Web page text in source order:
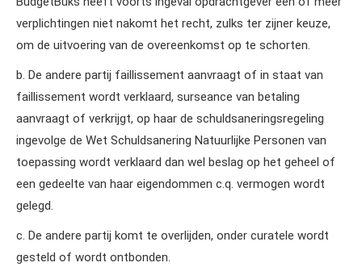
verplichtingen niet nakomt het recht, zulks ter zijner keuze,
om de uitvoering van de overeenkomst op te schorten.
b. De andere partij faillissement aanvraagt of in staat van
faillissement wordt verklaard, surseance van betaling
aanvraagt of verkrijgt, op haar de schuldsaneringsregeling
ingevolge de Wet Schuldsanering Natuurlijke Personen van
toepassing wordt verklaard dan wel beslag op het geheel of
een gedeelte van haar eigendommen c.q. vermogen wordt
gelegd.
c. De andere partij komt te overlijden, onder curatele wordt
gesteld of wordt ontbonden.